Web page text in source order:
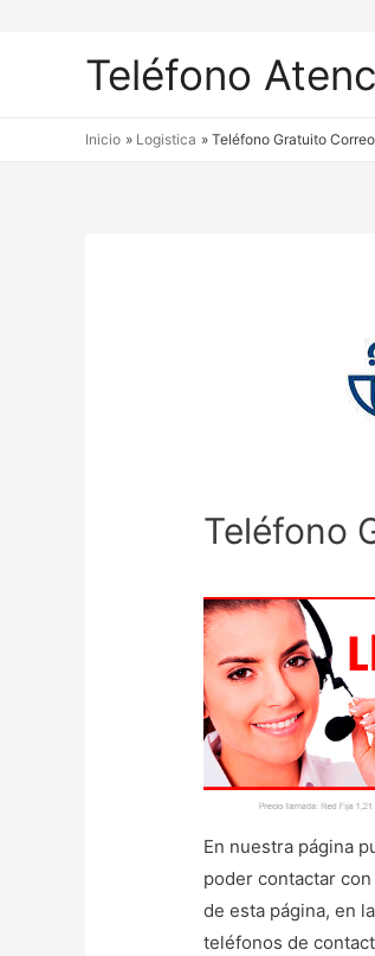
Teléfono
Inicio Logistica Teléfono Gratuito
Teléfono
En nuestra página
poder contactar
de esta página, en
teléfonos de